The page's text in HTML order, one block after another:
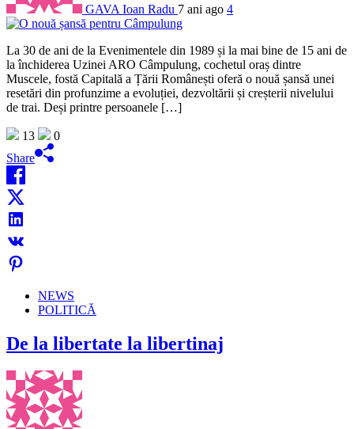
GAVA Ioan Radu 7 ani ago 4
La 30 de ani de la Evenimentele din 1989 și la mai bine de 15 ani de
la închiderea Uzinei ARO Câmpulung, cochetul oraș dintre
Muscele, fostă Capitală a Țării Românești oferă o nouă șansă unei
resetări din profunzime a evoluției, dezvoltării și creșterii nivelului
de trai. Deși printre persoanele […]
13
0
Share
NEWS
POLITICĂ
De la libertate la libertinaj